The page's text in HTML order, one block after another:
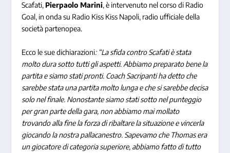
Scafati, Pierpaolo Marini, è intervenuto nel corso di Radio
Goal, in onda su Radio Kiss Kiss Napoli, radio ufficiale della
società partenopea.
Ecco le sue dichiarazioni: “La sfida contro Scafati è stata
molto dura sotto tutti gli aspetti. Abbiamo preparato bene la
partita e siamo stati pronti. Coach Sacripanti ha detto che
sarebbe stata una partita molto lunga e che si sarebbe decisa
solo nel finale. Nonostante siamo stati sotto nel punteggio
per gran parte della gara, non abbiamo mai mollato
trovando alla fine la forza di ribaltare la situazione e vincerla
giocando la nostra pallacanestro. Sapevamo che Thomas era
un giocatore di categoria superiore, abbiamo fatto di tutto